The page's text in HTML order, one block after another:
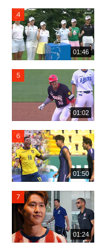
01:46
01:02
01:50
01:24